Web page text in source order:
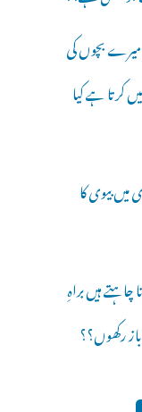
بچوں کی
کرتا ہے کیا
میں بیوی کا
ہیں براہِ
رکھوں؟؟